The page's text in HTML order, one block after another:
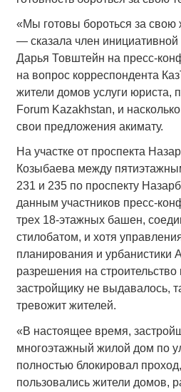
«Мы готовы бороться за
— сказала член
Дарья Товштейн на пресс-
на вопрос корреспондента
жители домов услуги юриста,
Forum Kazakhstan, и
свои предложения акимату.
На участке от проспекта
Козыбаева между
231 и 235 по проспекту
данным участников пресс-
трех 18-этажных башен,
стилобатом, и хотя
планирования и урбанистики
разрешения на строительство
застройщику не выдавалось,
тревожит жителей.
«В настоящее время,
многоэтажный жилой дом по
полностью блокировал
пользовались жители домов,